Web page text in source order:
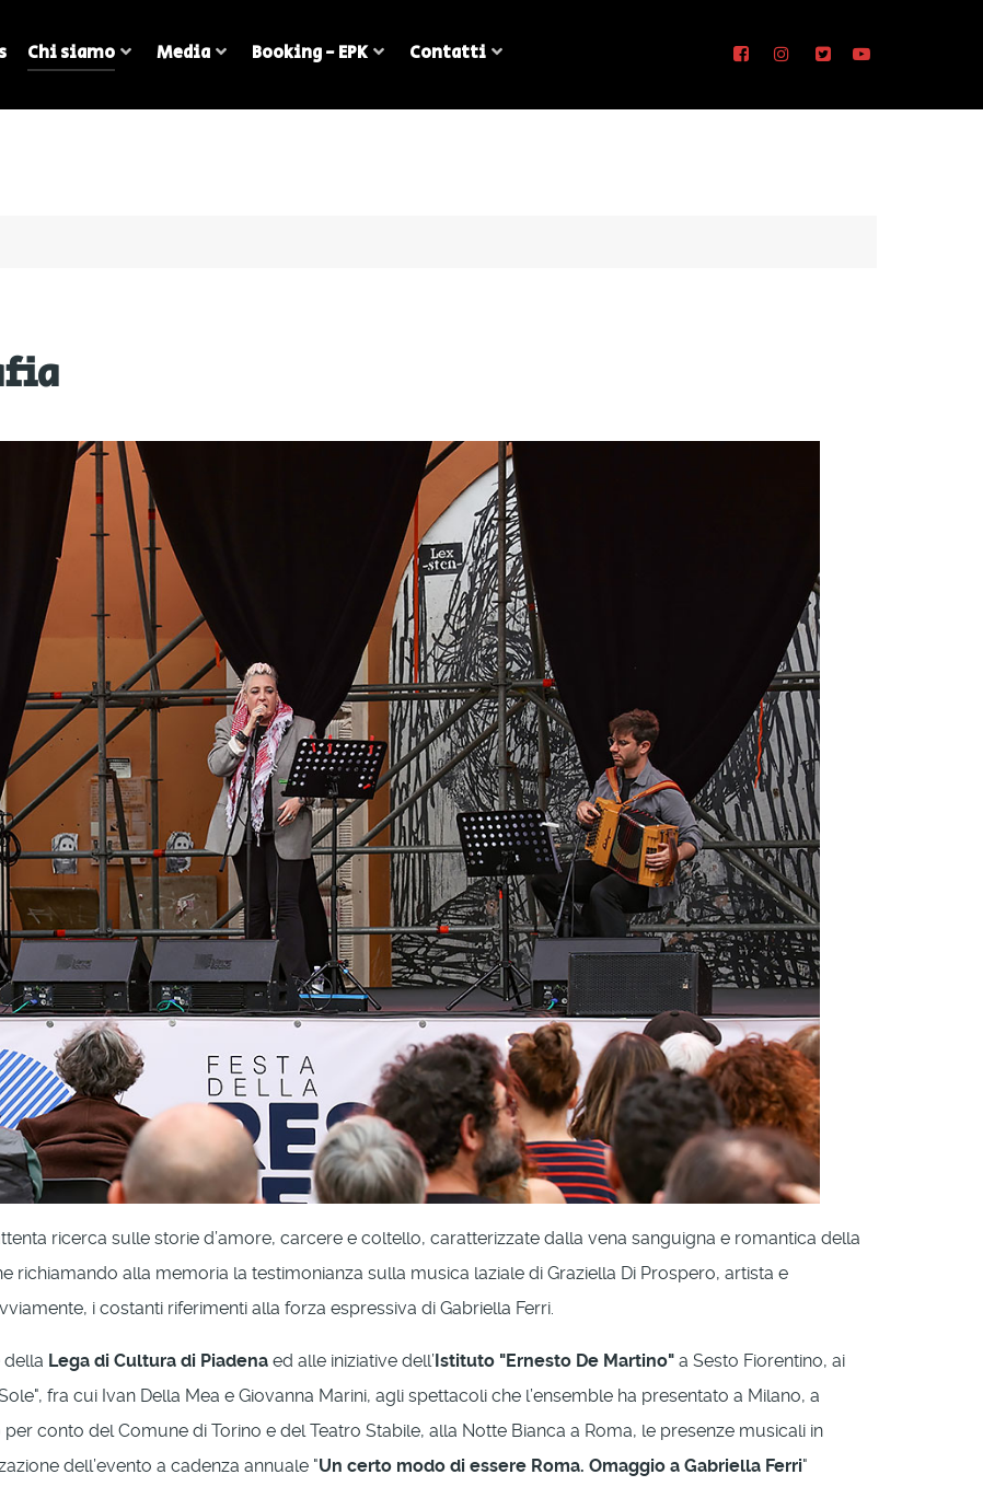
Chi siamo Media Booking - EPK Contatti
ricerca sulle storie d’amore, carcere e coltello, caratterizzate dalla vena sanguigna e romantica della
richiamando alla memoria la testimonianza sulla musica laziale di Graziella Di Prospero, artista e
i costanti riferimenti alla forza espressiva di Gabriella Ferri.
della Lega di Cultura di Piadena ed alle iniziative dell’ Istituto "Ernesto De Martino" a Sesto Fiorentino, ai
fra cui Ivan Della Mea e Giovanna Marini, agli spettacoli che l’ensemble ha presentato a Milano, a
conto del Comune di Torino e del Teatro Stabile, alla Notte Bianca a Roma, le presenze musicali in
dell’evento a cadenza annuale "Un certo modo di essere Roma. Omaggio a Gabriella Ferri"